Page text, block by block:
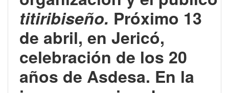
titiribiseño. Próximo 13
de abril, en Jericó,
celebración de los 20
años de Asdesa. En la